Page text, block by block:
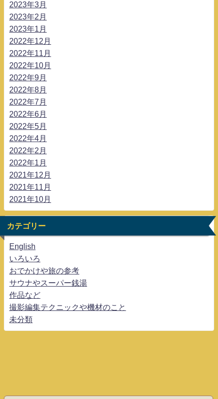
2023年3月
2023年2月
2023年1月
2022年12月
2022年11月
2022年10月
2022年9月
2022年8月
2022年7月
2022年6月
2022年5月
2022年4月
2022年2月
2022年1月
2021年12月
2021年11月
2021年10月
カテゴリー
English
いろいろ
おでかけや旅の参考
サウナやスーパー銭湯
作品など
撮影編集テクニックや機材のこと
未分類